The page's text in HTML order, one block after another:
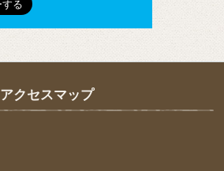
アクセスマップ